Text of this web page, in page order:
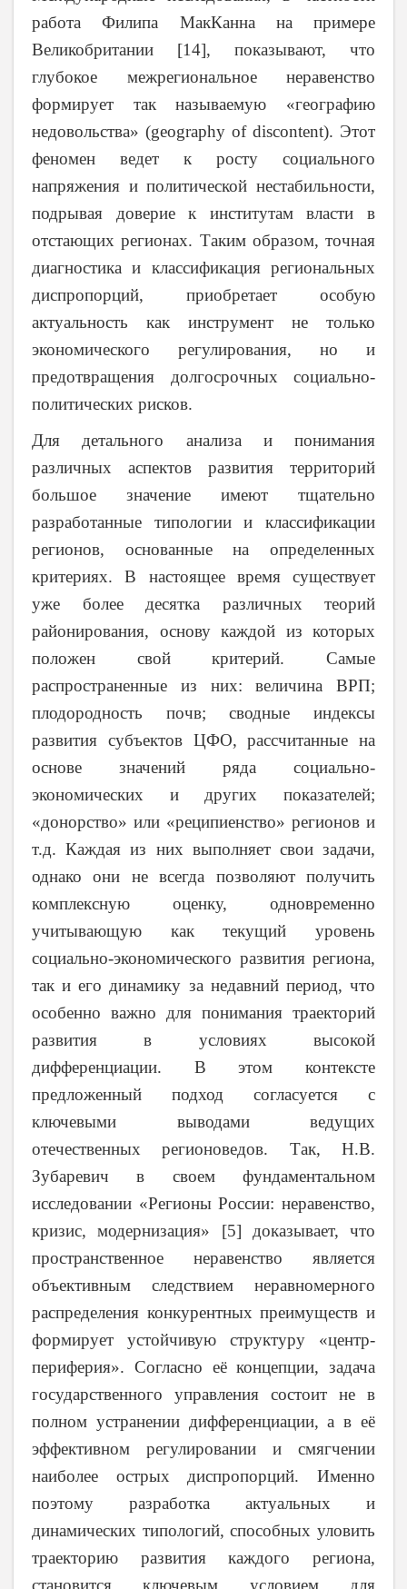
работа Филипа МакКанна на примере
Великобритании [14], показывают, что
глубокое межрегиональное неравенство
формирует так называемую «географию
недовольства» (geography of discontent). Этот
феномен ведет к росту социального
напряжения и политической нестабильности,
подрывая доверие к институтам власти в
отстающих регионах. Таким образом, точная
диагностика и классификация региональных
диспропорций, приобретает особую
актуальность как инструмент не только
экономического регулирования, но и
предотвращения долгосрочных социально-
политических рисков.
Для детального анализа и понимания
различных аспектов развития территорий
большое значение имеют тщательно
разработанные типологии и классификации
регионов, основанные на определенных
критериях. В настоящее время существует
уже более десятка различных теорий
районирования, основу каждой из которых
положен свой критерий. Самые
распространенные из них: величина ВРП;
плодородность почв; сводные индексы
развития субъектов ЦФО, рассчитанные на
основе значений ряда социально-
экономических и других показателей;
«донорство» или «реципиенство» регионов и
т.д. Каждая из них выполняет свои задачи,
однако они не всегда позволяют получить
комплексную оценку, одновременно
учитывающую как текущий уровень
социально-экономического развития региона,
так и его динамику за недавний период, что
особенно важно для понимания траекторий
развития в условиях высокой
дифференциации. В этом контексте
предложенный подход согласуется с
ключевыми выводами ведущих
отечественных регионоведов. Так, Н.В.
Зубаревич в своем фундаментальном
исследовании «Регионы России: неравенство,
кризис, модернизация» [5] доказывает, что
пространственное неравенство является
объективным следствием неравномерного
распределения конкурентных преимуществ и
формирует устойчивую структуру «центр-
периферия». Согласно её концепции, задача
государственного управления состоит не в
полном устранении дифференциации, а в её
эффективном регулировании и смягчении
наиболее острых диспропорций. Именно
поэтому разработка актуальных и
динамических типологий, способных уловить
траекторию развития каждого региона,